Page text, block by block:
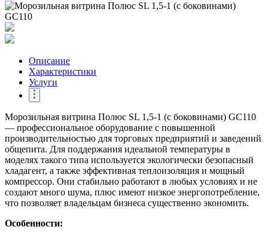
Описание
Характеристики
Услуги
Морозильная витрина Полюс SL 1,5-1 (с боковинами) GC110
— профессиональное оборудование с повышенной
производительностью для торговых предприятий и заведений
общепита. Для поддержания идеальной температуры в
моделях такого типа используется экологически безопасный
хладагент, а также эффективная теплоизоляция и мощный
компрессор. Они стабильно работают в любых условиях и не
создают много шума, плюс имеют низкое энергопотребление,
что позволяет владельцам бизнеса существенно экономить.
Особенности: